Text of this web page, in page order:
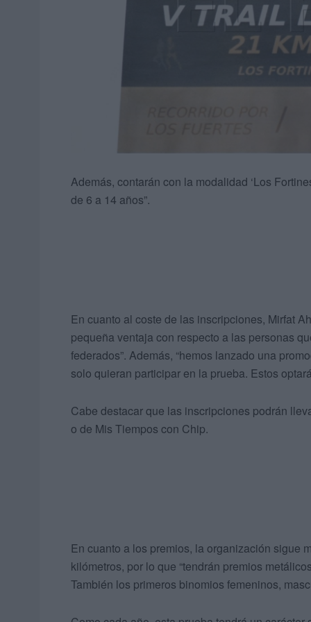
Además, contarán con la modalidad ‘Los
de 6 a 14 años”.
En cuanto al coste de las inscripciones, Mirfat
pequeña ventaja con respecto a las personas
federados”. Además, “hemos lanzado una
solo quieran participar en la prueba. Estos
Cabe destacar que las inscripciones podrán
o de Mis Tiempos con Chip.
En cuanto a los premios, la organización sigue
kilómetros, por lo que “tendrán premios
También los primeros binomios femeninos,